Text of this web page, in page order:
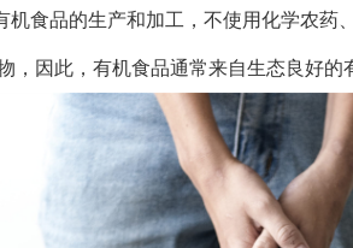
机食品的生产和加工，不使用化学农药
，因此，有机食品通常来自生态良好的